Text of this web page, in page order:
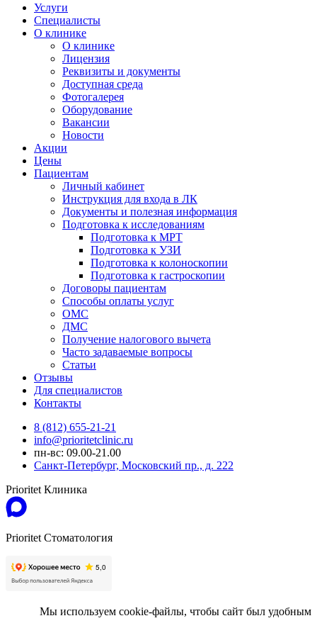
Услуги
Специалисты
О клинике
О клинике
Лицензия
Реквизиты и документы
Доступная среда
Фотогалерея
Оборудование
Вакансии
Новости
Акции
Цены
Пациентам
Личный кабинет
Инструкция для входа в ЛК
Документы и полезная информация
Подготовка к исследованиям
Подготовка к МРТ
Подготовка к УЗИ
Подготовка к колоноскопии
Подготовка к гастроскопии
Договоры пациентам
Способы оплаты услуг
ОМС
ДМС
Получение налогового вычета
Часто задаваемые вопросы
Статьи
Отзывы
Для специалистов
Контакты
8 (812) 655-21-21
info@prioritetclinic.ru
пн-вс: 09.00-21.00
Санкт-Петербург, Московский пр., д. 222
Prioritet Клиника
Prioritet Стоматология
Мы используем cookie-файлы, чтобы сайт был удобным